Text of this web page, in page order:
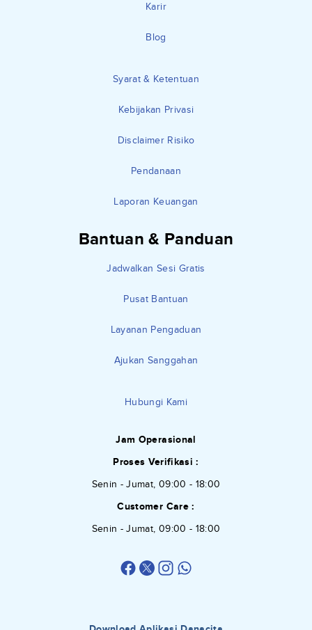
Karir
Blog
Syarat & Ketentuan
Kebijakan Privasi
Disclaimer Risiko
Pendanaan
Laporan Keuangan
Bantuan & Panduan
Jadwalkan Sesi Gratis
Pusat Bantuan
Layanan Pengaduan
Ajukan Sanggahan
Hubungi Kami
Jam Operasional
Proses Verifikasi :
Senin - Jumat, 09:00 - 18:00
Customer Care :
Senin - Jumat, 09:00 - 18:00